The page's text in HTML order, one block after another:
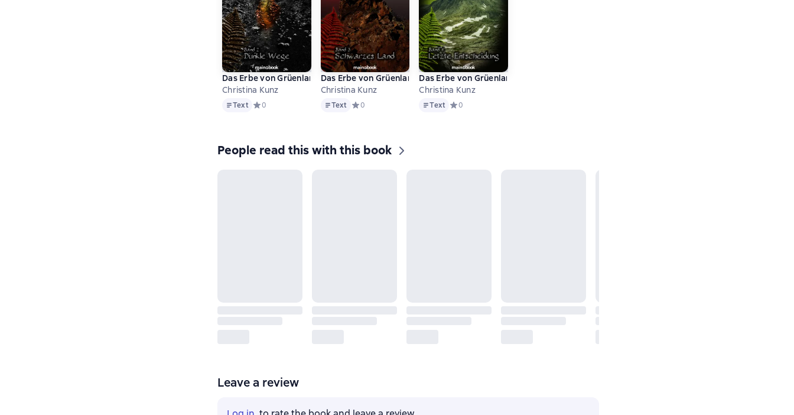
Das Erbe von Grüenlant. Band 2: Dunkle Wege
Christina Kunz
TextText Средний рейтинг 0 на основе 0 оценок
0
Das Erbe von Grüenlant. Band 3: Schwarzes Land
Christina Kunz
TextText Средний рейтинг 0 на основе 0 оценок
0
Das Erbe von Grüenlant. Band 4: Letzte Entscheidung
Christina Kunz
TextText Средний рейтинг 0 на основе 0 оценок
0
People read this with this book
Leave a review